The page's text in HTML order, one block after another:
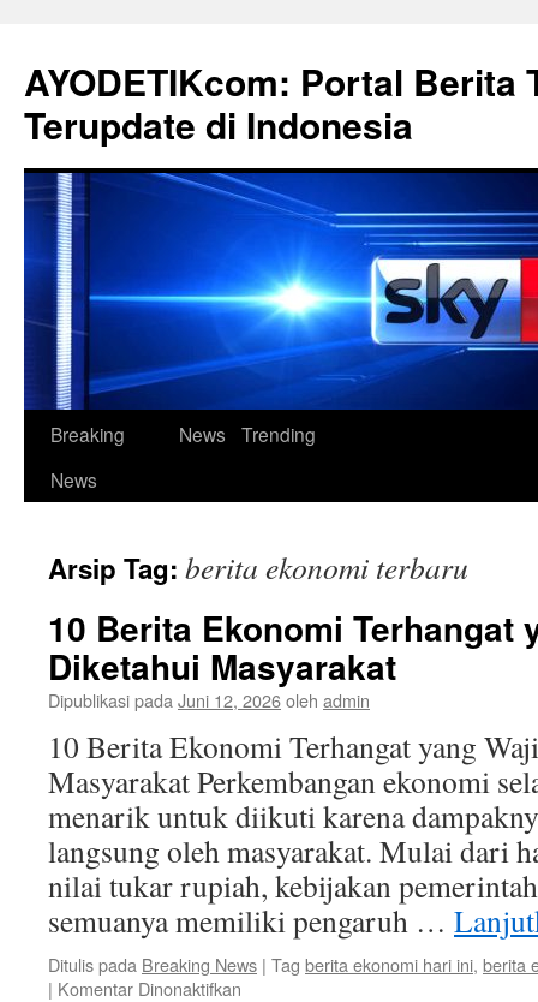
isi
AYODETIKcom: Portal Berita
Terupdate di Indonesia
Breaking
News
News Trending
Arsip Tag: berita ekonomi terbaru
10 Berita Ekonomi Terhangat
Diketahui Masyarakat
Dipublikasi pada Juni 12, 2026oleh admin
10 Berita Ekonomi Terhangat yang
Masyarakat Perkembangan ekonomi
menarik untuk diikuti karena
langsung oleh masyarakat. Mulai dari
nilai tukar rupiah, kebijakan
semuanya memiliki pengaruh …
Ditulis pada Breaking News | Tag berita ekonomi hari ini, berita
| Komentar Dinonaktifkan